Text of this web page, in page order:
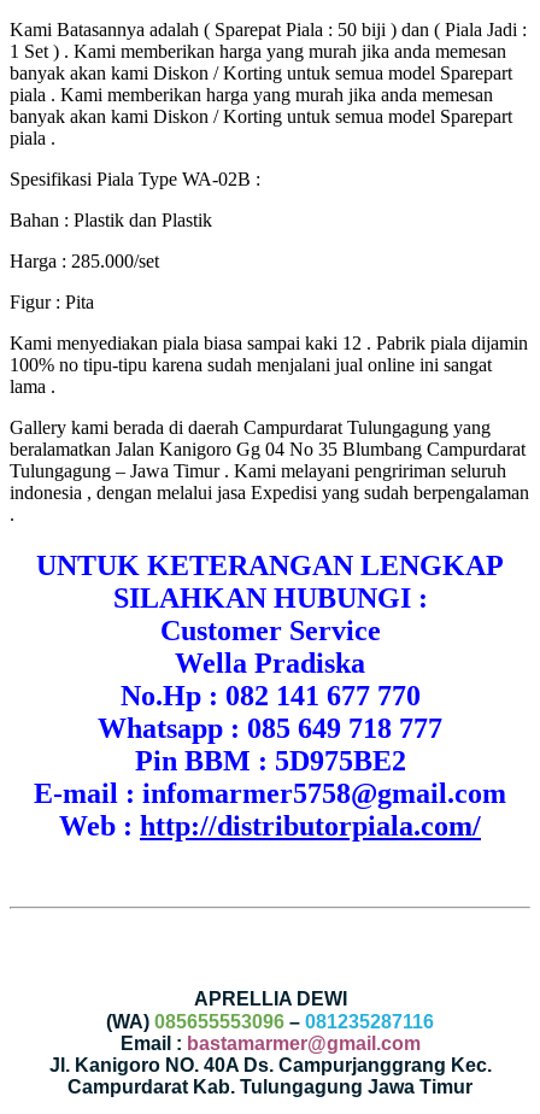
Kami Batasannya adalah ( Sparepat Piala : 50 biji ) dan ( Piala Jadi :
1 Set ) . Kami memberikan harga yang murah jika anda memesan
banyak akan kami Diskon / Korting untuk semua model Sparepart
piala . Kami memberikan harga yang murah jika anda memesan
banyak akan kami Diskon / Korting untuk semua model Sparepart
piala .
Spesifikasi Piala Type WA-02B :
Bahan : Plastik dan Plastik
Harga : 285.000/set
Figur : Pita
Kami menyediakan piala biasa sampai kaki 12 . Pabrik piala dijamin
100% no tipu-tipu karena sudah menjalani jual online ini sangat
lama .
Gallery kami berada di daerah Campurdarat Tulungagung yang
beralamatkan Jalan Kanigoro Gg 04 No 35 Blumbang Campurdarat
Tulungagung – Jawa Timur . Kami melayani pengririman seluruh
indonesia , dengan melalui jasa Expedisi yang sudah berpengalaman
.
UNTUK KETERANGAN LENGKAP
SILAHKAN HUBUNGI :
Customer Service
Wella Pradiska
No.Hp : 082 141 677 770
Whatsapp : 085 649 718 777
Pin BBM : 5D975BE2
E-mail : infomarmer5758@gmail.com
Web : http://distributorpiala.com/
APRELLIA DEWI
(WA) 085655553096 – 081235287116
Email : bastamarmer@gmail.com
Jl. Kanigoro NO. 40A Ds. Campurjanggrang Kec.
Campurdarat Kab. Tulungagung Jawa Timur